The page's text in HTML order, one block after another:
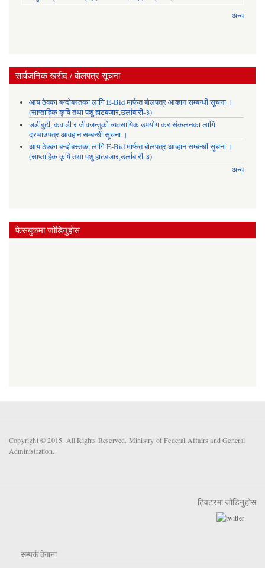
अन्य
सार्वजनिक खरीद / बोलपत्र सूचना
आय ठेक्का बन्दोबस्तका लागि E-Bid मार्फत बोलपत्र आव्हान सम्बन्धी सूचना ।
(साप्ताहिक कृषि तथा पशु हाटबजार,उर्लाबारी-३)
जडीबुटी, कवाडी र जीवजन्तुको व्यवसायिक उपयोग कर संकलनका लागि
दरभाउपत्र आवहान सम्बन्धी सूचना ।
आय ठेक्का बन्दोबस्तका लागि E-Bid मार्फत बोलपत्र आव्हान सम्बन्धी सूचना ।
(साप्ताहिक कृषि तथा पशु हाटबजार,उर्लाबारी-३)
अन्य
फेसबुकमा जोडिनुहोस
Copyright © 2015. All Rights Reserved. Ministry of Federal Affairs and General
Administration.
ट्विटरमा जोडिनुहोस
सम्पर्क ठेगाना